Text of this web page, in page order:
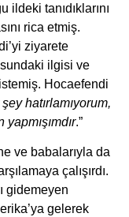
tanıdıklarını
rica etmiş.
ziyarete
ilgisi ve
Hocaefendi
hatırlamıyorum,
.”
ve babalarıyla da
çalışırdı.
gidemeyen
gelerek